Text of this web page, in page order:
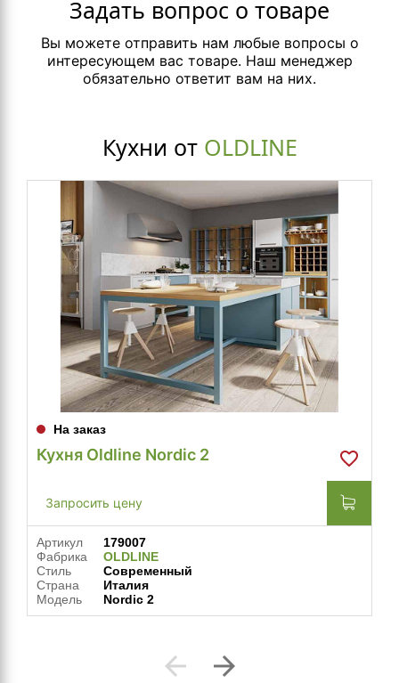
Задать вопрос о товаре
Вы можете отправить нам любые вопросы о
интересующем вас товаре. Наш менеджер
обязательно ответит вам на них.
Кухни от OLDLINE
На заказ
Кухня Oldline Nordic 2
Запросить цену
Артикул
179007
Фабрика
OLDLINE
Стиль
Современный
Страна
Италия
Модель
Nordic 2
arrow_back arrow_forward